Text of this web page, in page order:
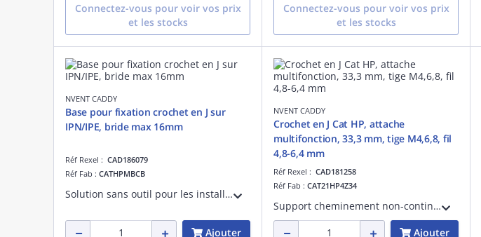
Connectez-vous pour voir vos prix
et les stocks
Connectez-vous pour voir vos prix
et les stocks
NVENT CADDY
Base pour fixation crochet en J sur
IPN/IPE, bride max 16mm
Réf Rexel : CAD186079
Réf Fab : CATHPMBCB
Solution sans outil pour les installations de poutres, associant une fixation BC pivotante et tout crochet en J CAT HP, bride 16mm max
Ajouter
NVENT CADDY
Crochet en J Cat HP, attache
multifonction, 33,3 mm, tige M4,6,8, fil
4,8-6,4 mm
Réf Rexel : CAD181258
Réf Fab : CAT21HP4Z34
Support cheminement non-continu. Crochet en J CAT-HP 33 mm, combiné avec Attache Rapide sur tige filetée M4 à M8,
Ajouter